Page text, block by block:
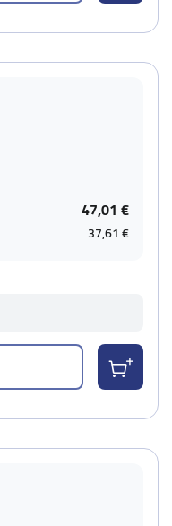
47,01 €
37,61 €